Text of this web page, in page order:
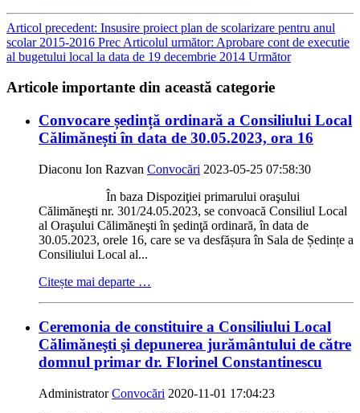
Articol precedent: Insusire proiect plan de scolarizare pentru anul
scolar 2015-2016 Prec Articolul următor: Aprobare cont de executie
al bugetului local la data de 19 decembrie 2014 Următor
Articole importante din această categorie
Convocare ședință ordinară a Consiliului Local
Călimănești în data de 30.05.2023, ora 16
Diaconu Ion Razvan Convocări 2023-05-25 07:58:30
În baza Dispoziţiei primarului oraşului
Călimăneşti nr. 301/24.05.2023, se convoacă Consiliul Local
al Oraşului Călimăneşti în şedinţă ordinară, în data de
30.05.2023, orele 16, care se va desfășura în Sala de Ședințe a
Consiliului Local al...
Citește mai departe …
Ceremonia de constituire a Consiliului Local
Călimăneşti şi depunerea jurământului de către
domnul primar dr. Florinel Constantinescu
AdministratorConvocări 2020-11-01 17:04:23